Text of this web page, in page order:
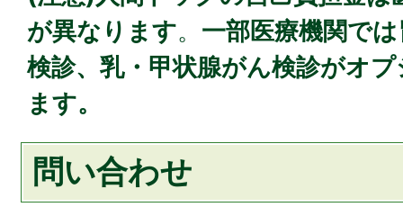
が異なります。 一部医療機関で
検診、乳・甲状腺がん検診がオ
ます。
問い合わせ